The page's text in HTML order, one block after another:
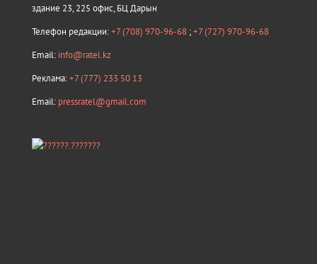
здание 23, 225 офис, БЦ Дарын
Телефон редакции:+7 (708) 970-96-68 ;+7 (727) 970-96-68
Email: info@ratel.kz
Реклама:+7 (777) 233 50 13
Email: pressratel@gmail.com